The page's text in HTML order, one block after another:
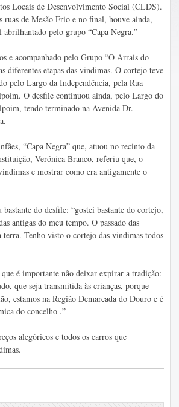
Locais de Desenvolvimento Social (CLDS).
ruas de Mesão Frio e no final, houve ainda,
pelo grupo “Capa Negra.”
e acompanhado pelo Grupo “O Arrais do
diferentes etapas das vindimas. O cortejo teve
pelo Largo da Independência, pela Rua
O desfile continuou ainda, pelo Largo do
tendo terminado na Avenida Dr.
“Capa Negra” que, atuou no recinto da
Verónica Branco, referiu que, o
e mostrar como era antigamente o
do desfile: “gostei bastante do cortejo,
antigas do meu tempo. O passado das
Tenho visto o cortejo das vindimas todos
é importante não deixar expirar a tradição:
que seja transmitida às crianças, porque
estamos na Região Demarcada do Douro e é
do concelho .”
alegóricos e todos os carros que